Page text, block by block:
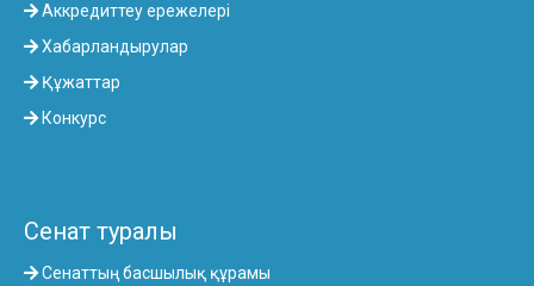
Аккредиттеу ережелері
Хабарландырулар
Құжаттар
Конкурс
Сенат туралы
Сенаттың басшылық құрамы